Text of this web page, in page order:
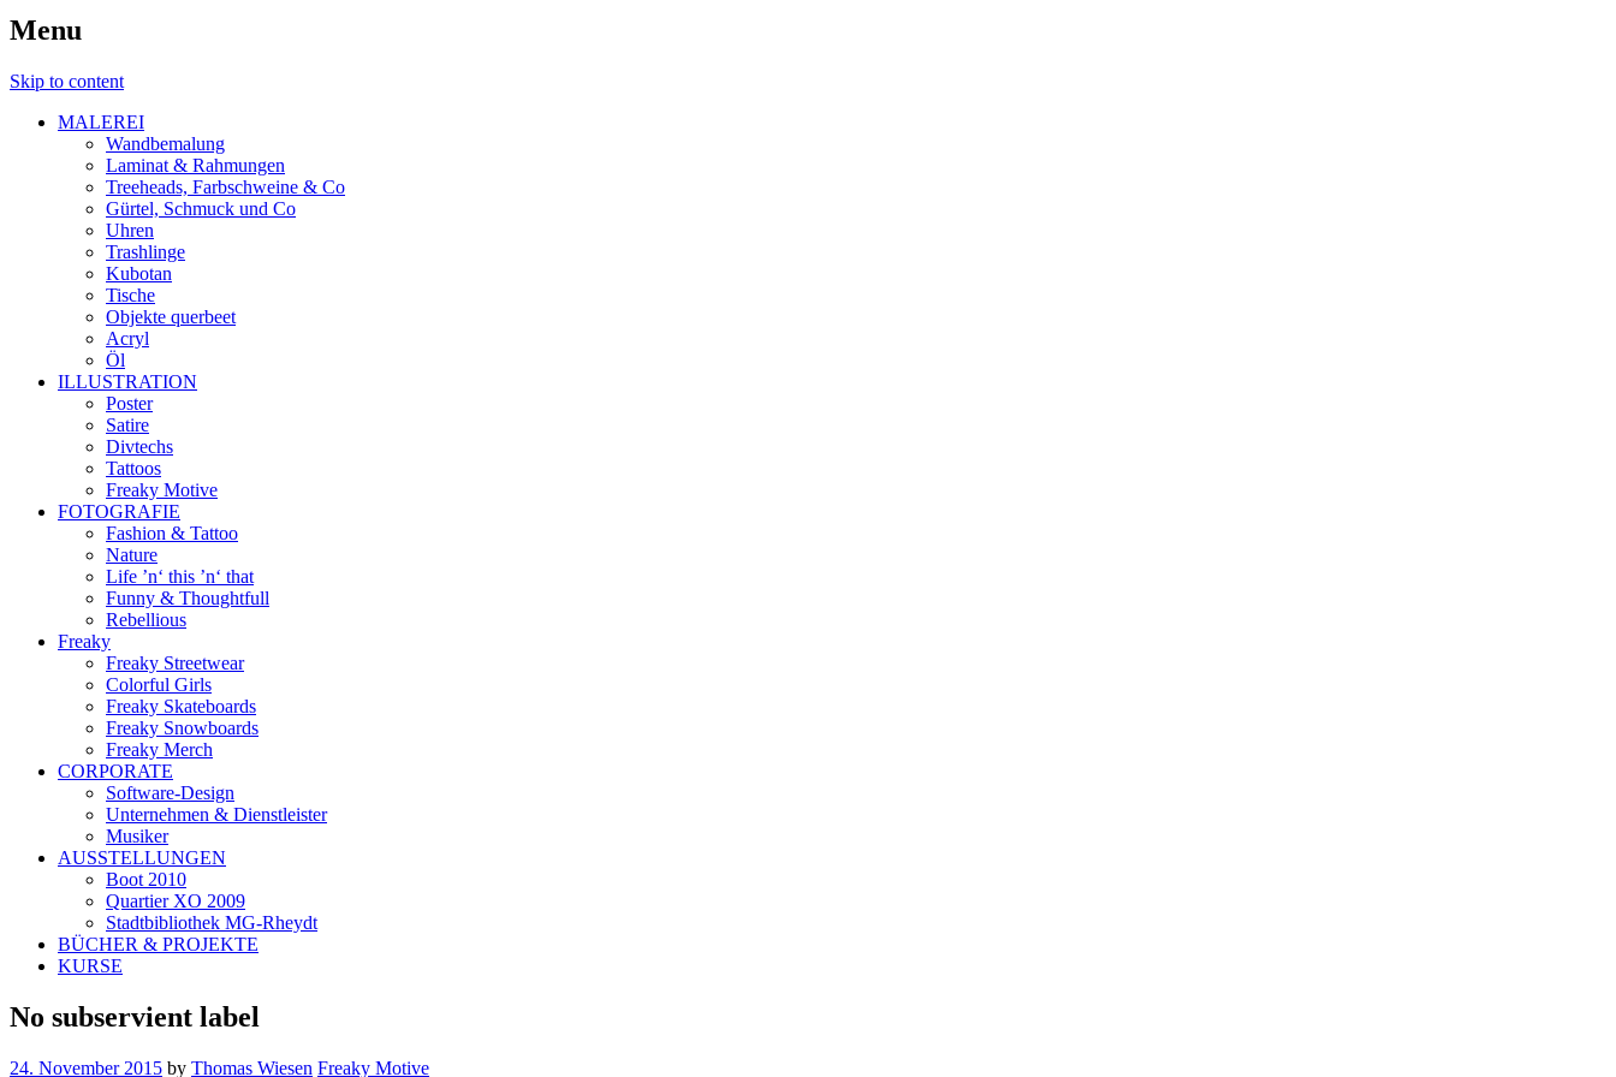
Menu
Skip to content
MALEREI
Wandbemalung
Laminat & Rahmungen
Treeheads, Farbschweine & Co
Gürtel, Schmuck und Co
Uhren
Trashlinge
Kubotan
Tische
Objekte querbeet
Acryl
Öl
ILLUSTRATION
Poster
Satire
Divtechs
Tattoos
Freaky Motive
FOTOGRAFIE
Fashion & Tattoo
Nature
Life ’n‘ this ’n‘ that
Funny & Thoughtfull
Rebellious
Freaky
Freaky Streetwear
Colorful Girls
Freaky Skateboards
Freaky Snowboards
Freaky Merch
CORPORATE
Software-Design
Unternehmen & Dienstleister
Musiker
AUSSTELLUNGEN
Boot 2010
Quartier XO 2009
Stadtbibliothek MG-Rheydt
BÜCHER & PROJEKTE
KURSE
No subservient label
24. November 2015 by Thomas Wiesen Freaky Motive